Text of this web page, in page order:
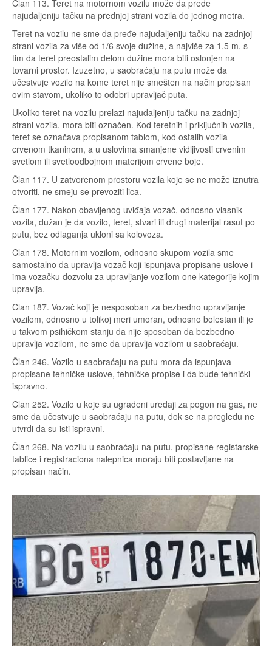
Član 113. Teret na motornom vozilu može da pređe
najudaljeniju tačku na prednjoj strani vozila do jednog metra.
Teret na vozilu ne sme da pređe najudaljeniju tačku na zadnjoj
strani vozila za više od 1/6 svoje dužine, a najviše za 1,5 m, s
tim da teret preostalim delom dužine mora biti oslonjen na
tovarni prostor. Izuzetno, u saobraćaju na putu može da
učestvuje vozilo na kome teret nije smešten na način propisan
ovim stavom, ukoliko to odobri upravljač puta.
Ukoliko teret na vozilu prelazi najudaljeniju tačku na zadnjoj
strani vozila, mora biti označen. Kod teretnih i priključnih vozila,
teret se označava propisanom tablom, kod ostalih vozila
crvenom tkaninom, a u uslovima smanjene vidljivosti crvenim
svetlom ili svetloodbojnom materijom crvene boje.
Član 117. U zatvorenom prostoru vozila koje se ne može iznutra
otvoriti, ne smeju se prevoziti lica.
Član 177. Nakon obavljenog uviđaja vozač, odnosno vlasnik
vozila, dužan je da vozilo, teret, stvari ili drugi materijal rasut po
putu, bez odlaganja ukloni sa kolovoza.
Član 178. Motornim vozilom, odnosno skupom vozila sme
samostalno da upravlja vozač koji ispunjava propisane uslove i
ima vozačku dozvolu za upravljanje vozilom one kategorije kojim
upravlja.
Član 187. Vozač koji je nesposoban za bezbedno upravljanje
vozilom, odnosno u tolikoj meri umoran, odnosno bolestan ili je
u takvom psihičkom stanju da nije sposoban da bezbedno
upravlja vozilom, ne sme da upravlja vozilom u saobraćaju.
Član 246. Vozilo u saobraćaju na putu mora da ispunjava
propisane tehničke uslove, tehničke propise i da bude tehnički
ispravno.
Član 252. Vozilo u koje su ugrađeni uređaji za pogon na gas, ne
sme da učestvuje u saobraćaju na putu, dok se na pregledu ne
utvrdi da su isti ispravni.
Član 268. Na vozilu u saobraćaju na putu, propisane registarske
tablice i registraciona nalepnica moraju biti postavljane na
propisan način.